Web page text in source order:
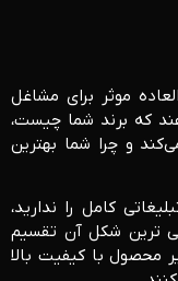
موثر برای مشاغل
که برند شما چیست،
و چرا شما بهترین
کامل را ندارید،
ترین شکل آن تقسیم
محصول با کیفیت بالا